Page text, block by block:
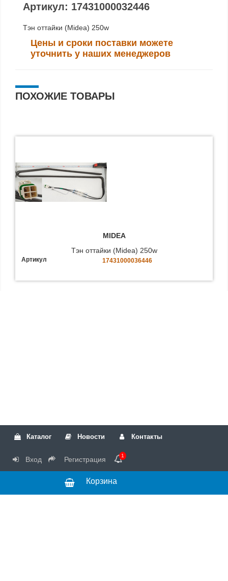
Артикул: 17431000032446
Тэн оттайки (Midea) 250w
Цены и сроки поставки можете
уточнить у наших менеджеров
ПОХОЖИЕ ТОВАРЫ
MIDEA
Тэн оттайки (Midea) 250w
Артикул 17431000036446
Каталог Новости Контакты
Вход Регистрация 1
Корзина